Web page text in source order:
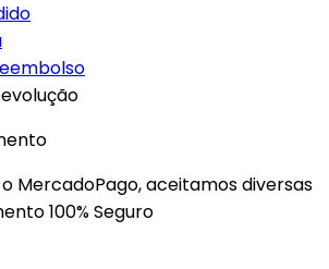
MercadoPago, aceitamos diversas
100% Seguro